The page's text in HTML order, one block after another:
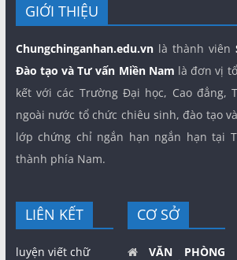
GIỚI THIỆU
Chungchinganhan.edu.vnlà thành viên
Đào tạo và Tư vấn Miền Nam là đơn vị
kết với các Trường Đại học, Cao đẳng,
ngoài nước tổ chức chiêu sinh, đào tạo
lớp chứng chỉ ngắn hạn ngắn hạn tại
thành phía Nam.
LIÊN KẾT
luyện viết chữ
CƠ SỞ
VĂN PHÒNG